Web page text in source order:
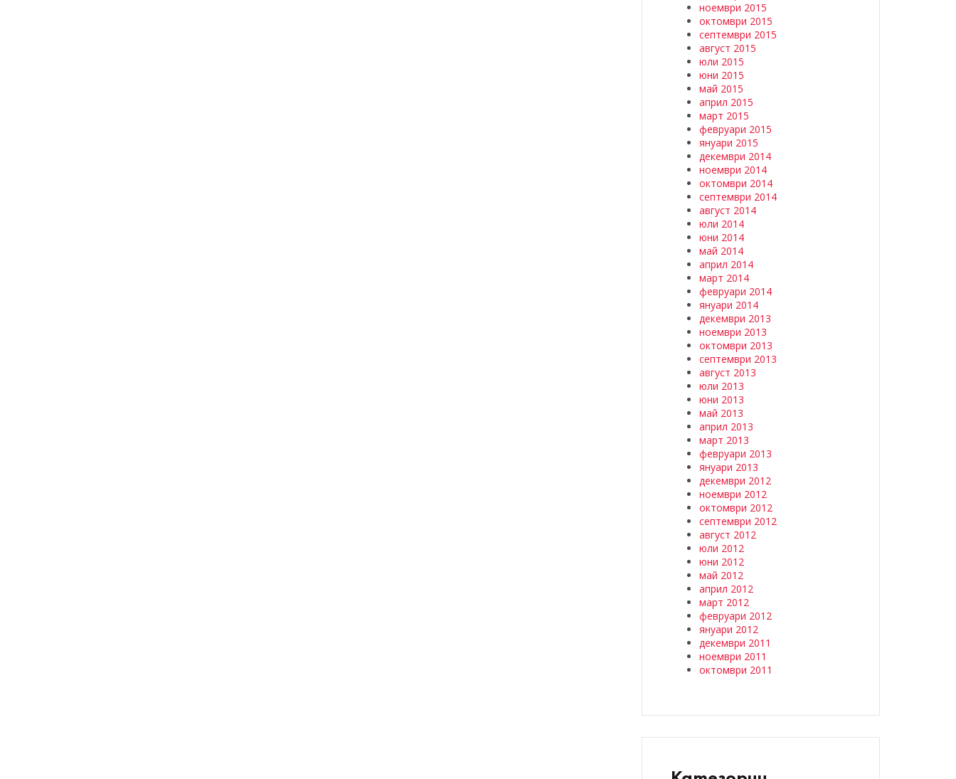
ноември 2015
октомври 2015
септември 2015
август 2015
юли 2015
юни 2015
май 2015
април 2015
март 2015
февруари 2015
януари 2015
декември 2014
ноември 2014
октомври 2014
септември 2014
август 2014
юли 2014
юни 2014
май 2014
април 2014
март 2014
февруари 2014
януари 2014
декември 2013
ноември 2013
октомври 2013
септември 2013
август 2013
юли 2013
юни 2013
май 2013
април 2013
март 2013
февруари 2013
януари 2013
декември 2012
ноември 2012
октомври 2012
септември 2012
август 2012
юли 2012
юни 2012
май 2012
април 2012
март 2012
февруари 2012
януари 2012
декември 2011
ноември 2011
октомври 2011